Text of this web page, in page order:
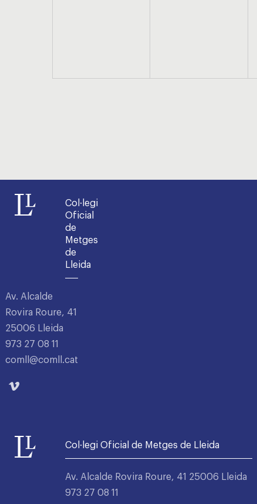
Col·legi
Oficial
de
Metges
de
Lleida
Av. Alcalde
Rovira Roure, 41
25006 Lleida
973 27 08 11
comll@comll.cat
Col·legi Oficial de Metges de Lleida
Av. Alcalde Rovira Roure, 41 25006 Lleida
973 27 08 11